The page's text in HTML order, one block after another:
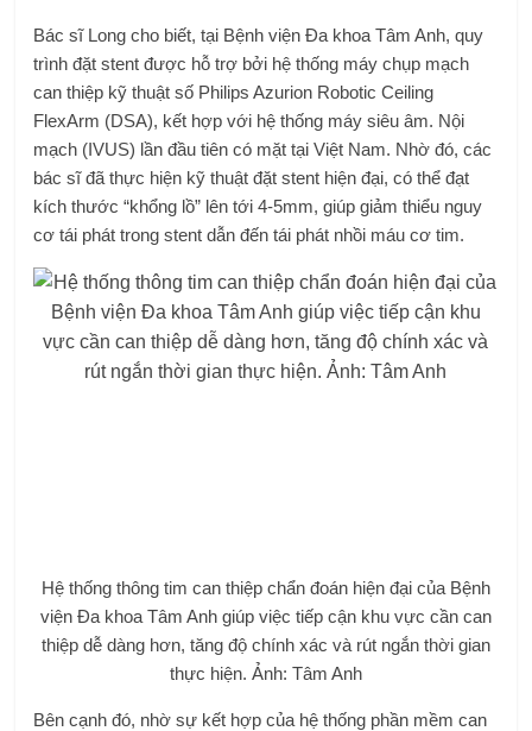
Bác sĩ Long cho biết, tại Bệnh viện Đa khoa Tâm Anh, quy
trình đặt stent được hỗ trợ bởi hệ thống máy chụp mạch
can thiệp kỹ thuật số Philips Azurion Robotic Ceiling
FlexArm (DSA), kết hợp với hệ thống máy siêu âm. Nội
mạch (IVUS) lần đầu tiên có mặt tại Việt Nam. Nhờ đó, các
bác sĩ đã thực hiện kỹ thuật đặt stent hiện đại, có thể đạt
kích thước “khổng lồ” lên tới 4-5mm, giúp giảm thiểu nguy
cơ tái phát trong stent dẫn đến tái phát nhồi máu cơ tim.
Hệ thống thông tim can thiệp chẩn đoán hiện đại của Bệnh
viện Đa khoa Tâm Anh giúp việc tiếp cận khu vực cần can
thiệp dễ dàng hơn, tăng độ chính xác và rút ngắn thời gian
thực hiện. Ảnh: Tâm Anh
Bên cạnh đó, nhờ sự kết hợp của hệ thống phần mềm can